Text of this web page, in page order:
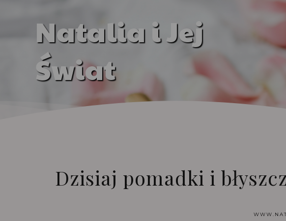
Natalia i Jej
Świat
Dzisiaj pomadki i